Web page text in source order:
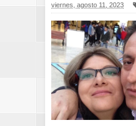
viernes, agosto 11, 2023